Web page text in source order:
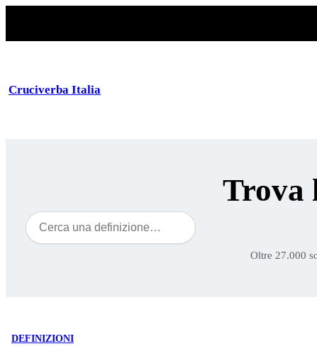
Cruciverba Italia
Trova
Cerca
Oltre 27.000
DEFINIZIONI